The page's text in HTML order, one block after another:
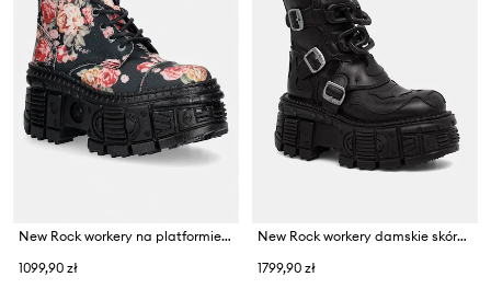
New Rock workery na platformie damskie ECO FLOR, TANK CASCO
1099,90 zł
New Rock workery damskie skórzane CRUST NEGRO, TANK NEGRO SIN HERRAJES
1799,90 zł